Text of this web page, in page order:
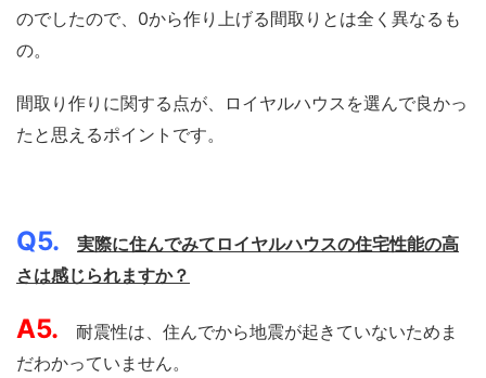
のでしたので、0から作り上げる間取りとは全く異なるも
の。
間取り作りに関する点が、ロイヤルハウスを選んで良かっ
たと思えるポイントです。
Q5.
実際に住んでみてロイヤルハウスの住宅性能の高
さは感じられますか？
A5. 耐震性は、住んでから地震が起きていないためま
だわかっていません。